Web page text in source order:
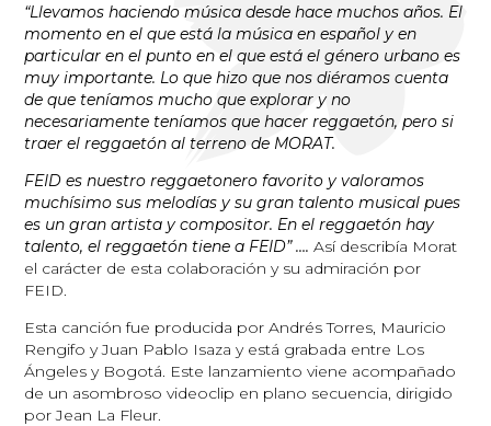
“Llevamos haciendo música desde hace muchos años. El
momento en el que está la música en español y en
particular en el punto en el que está el género urbano es
muy importante. Lo que hizo que nos diéramos cuenta
de que teníamos mucho que explorar y no
necesariamente teníamos que hacer reggaetón, pero si
traer el reggaetón al terreno de MORAT.
FEID es nuestro reggaetonero favorito y valoramos
muchísimo sus melodías y su gran talento musical pues
es un gran artista y compositor. En el reggaetón hay
talento, el reggaetón tiene a FEID” ….Así describía Morat
el carácter de esta colaboración y su admiración por
FEID.
Esta canción fue producida por Andrés Torres, Mauricio
Rengifo y Juan Pablo Isaza y está grabada entre Los
Ángeles y Bogotá. Este lanzamiento viene acompañado
de un asombroso videoclip en plano secuencia, dirigido
por Jean La Fleur.